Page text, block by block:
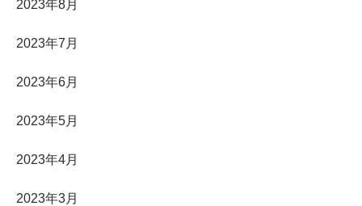
2023年8月
2023年7月
2023年6月
2023年5月
2023年4月
2023年3月